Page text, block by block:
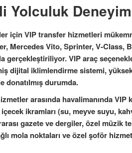
Yolculuk
için VIP transfer hizmetleri
Mercedes Vito, Sprinter, V-Class,
gerçekleştiriliyor. VIP araç
dijital iklimlendirme sistemi,
donatılmış durumda.
arasında havalimanında VIP
ikramları (su, meyve suyu,
gazete ve dergiler, özel müzik
mola noktaları ve özel şoför